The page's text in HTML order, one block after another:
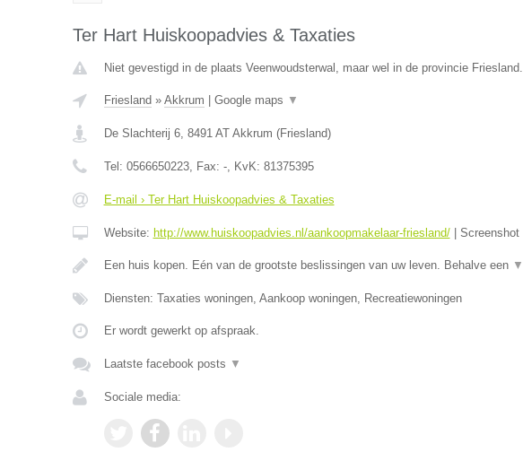
Ter Hart Huiskoopadvies & Taxaties
Niet gevestigd in de plaats Veenwoudsterwal, maar wel in de provincie Friesland.
Friesland » Akkrum Google maps ▼
De Slachterij 6, 8491 AT Akkrum (Friesland)
Tel: 0566650223, Fax: -, KvK: 81375395
E-mail › Ter Hart Huiskoopadvies & Taxaties
Website: http://www.huiskoopadvies.nl/aankoopmakelaar-friesland/| Screenshot
Een huis kopen. Eén van de grootste beslissingen van uw leven. Behalve een ▼
Diensten: Taxaties woningen, Aankoop woningen, Recreatiewoningen
Er wordt gewerkt op afspraak.
Laatste facebook posts ▼
Sociale media: